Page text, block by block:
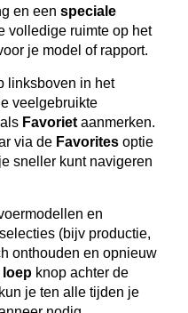
en eenspeciale
volledige ruimte op het
je model of rapport.
linksboven in het
veelgebruikte
Favoriet aanmerken.
via de Favorites optie
sneller kunt navigeren
en
(bijv productie,
onthouden en opnieuw
loep knop achter de
je ten alle tijden je